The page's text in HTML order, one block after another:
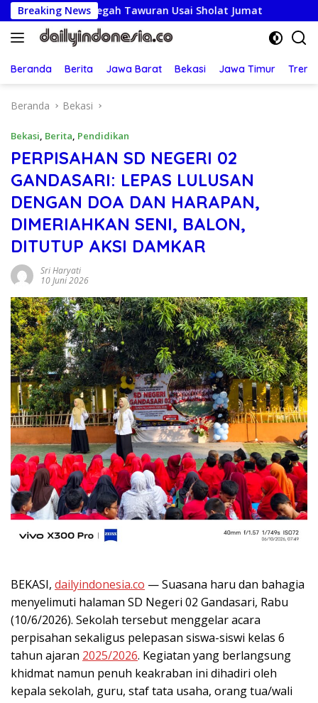
Langsung
ke
konten
Breaking News
Tawuran Usai Sholat Jumat Lepas Kontingen
Beranda Berita Jawa Barat Bekasi Jawa Timur
Beranda Bekasi
Bekasi, Berita, Pendidikan
PERPISAHAN SD NEGERI 02
GANDASARI: LEPAS LULUSAN
DENGAN DOA DAN HARAPAN,
DIMERIAHKAN SENI, BALON,
DITUTUP AKSI DAMKAR
Sri Haryati
10 Juni 2026
BEKASI, dailyindonesia.co — Suasana haru dan bahagia
menyelimuti halaman SD Negeri 02 Gandasari, Rabu
(10/6/2026). Sekolah tersebut menggelar acara
perpisahan sekaligus pelepasan siswa-siswi kelas 6
tahun ajaran 2025/2026. Kegiatan yang berlangsung
khidmat namun penuh keakraban ini dihadiri oleh
kepala sekolah, guru, staf tata usaha, orang tua/wali